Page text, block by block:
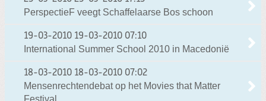
PerspectieF veegt Schaffelaarse Bos schoon
19-03-2010 19-03-2010 07:10
International Summer School 2010 in Macedonië
18-03-2010 18-03-2010 07:02
Mensenrechtendebat op het Movies that Matter